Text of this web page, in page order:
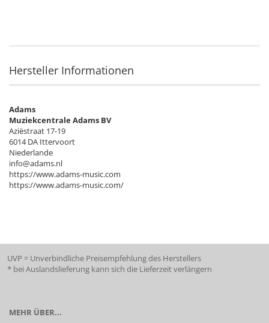
Hersteller Informationen
Adams
Muziekcentrale Adams BV
Aziëstraat 17-19
6014 DA Ittervoort
Niederlande
info@adams.nl
https://www.adams-music.com
https://www.adams-music.com/
UVP = Unverbindliche Preisempfehlung des Herstellers
* bei Auslandslieferung kann sich die Lieferzeit verlängern
MEHR ÜBER...